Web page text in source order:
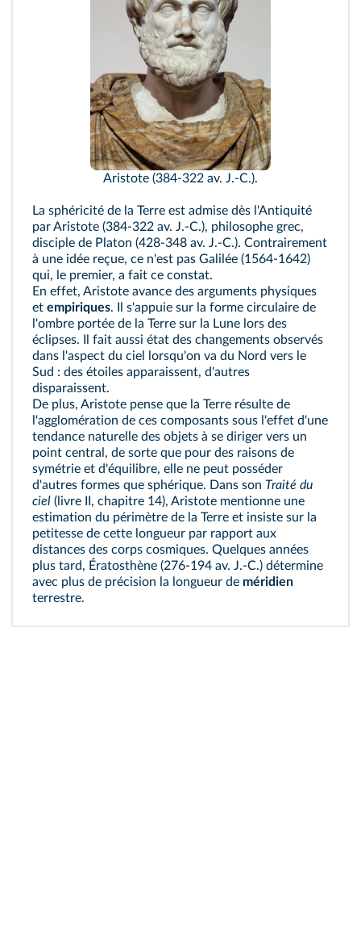
Aristote (384-322 av. J.-C.).
La sphéricité de la Terre est admise dès l'Antiquité
par Aristote (384-322 av. J.‑C.), philosophe grec,
disciple de Platon (428-348 av. J.‑C.). Contrairement
à une idée reçue, ce n'est pas Galilée (1564-1642)
qui, le premier, a fait ce constat.
En effet, Aristote avance des arguments physiques
et empiriques. Il s'appuie sur la forme circulaire de
l'ombre portée de la Terre sur la Lune lors des
éclipses. Il fait aussi état des changements observés
dans l'aspect du ciel lorsqu'on va du Nord vers le
Sud : des étoiles apparaissent, d'autres
disparaissent.
De plus, Aristote pense que la Terre résulte de
l'agglomération de ces composants sous l'effet d'une
tendance naturelle des objets à se diriger vers un
point central, de sorte que pour des raisons de
symétrie et d'équilibre, elle ne peut posséder
d'autres formes que sphérique. Dans son Traité du
ciel (livre II, chapitre 14), Aristote mentionne une
estimation du périmètre de la Terre et insiste sur la
petitesse de cette longueur par rapport aux
distances des corps cosmiques. Quelques années
plus tard, Ératosthène (276-194 av. J.-C.) détermine
avec plus de précision la longueur de méridien
terrestre.